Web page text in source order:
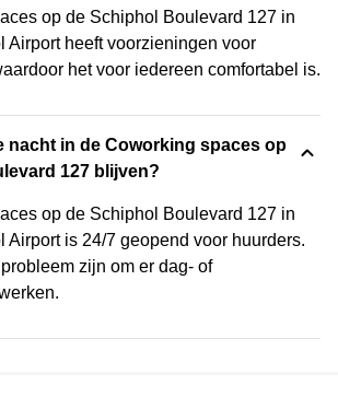
op de Schiphol Boulevard 127 in
Airport heeft voorzieningen voor
het voor iedereen comfortabel is.
nacht in de Coworking spaces op
127 blijven?
op de Schiphol Boulevard 127 in
Airport is 24/7 geopend voor huurders.
zijn om er dag- of